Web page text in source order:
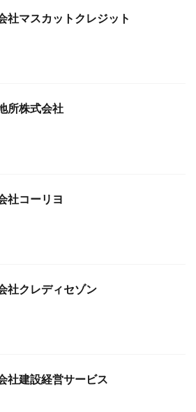
社マスカットクレジット
所株式会社
社コーリヨ
社クレディセゾン
社建設経営サービス